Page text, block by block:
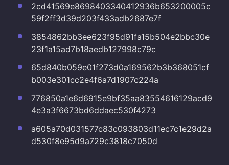
2cd41569e8698403340412936b653200005c
59f2ff3d39d203f433adb2687e7f
3854862bb3ee623f95d91fa15b504e2bbc30e
23f1a15ad7b18aedb127998c79c
65d840b059e01f273d0a169562b3b368051cf
b003e301cc2e4f6a7d1907c224a
776850a1e6d6915e9bf35aa83554616129acd9
4e3a3f6673bd6ddaec530f4273
a605a70d031577c83c093803d11ec7c1e29d2a
d530f8e95d9a729c3818c7050d